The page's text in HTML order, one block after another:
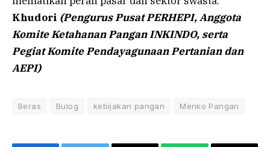
Khudori (Pengurus Pusat PERHEPI, Anggota
Komite Ketahanan Pangan INKINDO, serta
Pegiat Komite Pendayagunaan Pertanian dan
AEPI)
Beras Bulog kebijakan pangan Menko Pangan